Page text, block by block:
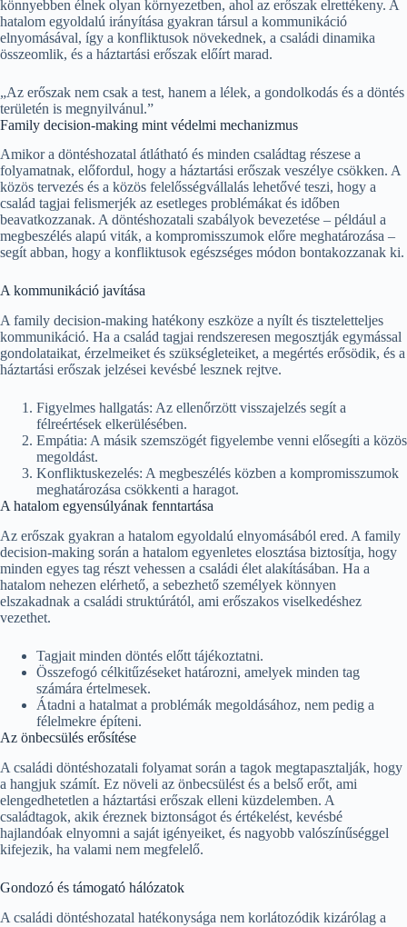
könnyebben élnek olyan környezetben, ahol az erőszak elrettékeny. A
hatalom egyoldalú irányítása gyakran társul a kommunikáció
elnyomásával, így a konfliktusok növekednek, a családi dinamika
összeomlik, és a háztartási erőszak előírt marad.
„Az erőszak nem csak a test, hanem a lélek, a gondolkodás és a döntés
területén is megnyilvánul.”
Family decision-making mint védelmi mechanizmus
Amikor a döntéshozatal átlátható és minden családtag részese a
folyamatnak, előfordul, hogy a háztartási erőszak veszélye csökken. A
közös tervezés és a közös felelősségvállalás lehetővé teszi, hogy a
család tagjai felismerjék az esetleges problémákat és időben
beavatkozzanak. A döntéshozatali szabályok bevezetése – például a
megbeszélés alapú viták, a kompromisszumok előre meghatározása –
segít abban, hogy a konfliktusok egészséges módon bontakozzanak ki.
A kommunikáció javítása
A family decision-making hatékony eszköze a nyílt és tiszteletteljes
kommunikáció. Ha a család tagjai rendszeresen megosztják egymással
gondolataikat, érzelmeiket és szükségleteiket, a megértés erősödik, és a
háztartási erőszak jelzései kevésbé lesznek rejtve.
Figyelmes hallgatás: Az ellenőrzött visszajelzés segít a
félreértések elkerülésében.
Empátia: A másik szemszögét figyelembe venni elősegíti a közös
megoldást.
Konfliktuskezelés: A megbeszélés közben a kompromisszumok
meghatározása csökkenti a haragot.
A hatalom egyensúlyának fenntartása
Az erőszak gyakran a hatalom egyoldalú elnyomásából ered. A family
decision-making során a hatalom egyenletes elosztása biztosítja, hogy
minden egyes tag részt vehessen a családi élet alakításában. Ha a
hatalom nehezen elérhető, a sebezhető személyek könnyen
elszakadnak a családi struktúrától, ami erőszakos viselkedéshez
vezethet.
Tagjait minden döntés előtt tájékoztatni.
Összefogó célkitűzéseket határozni, amelyek minden tag
számára értelmesek.
Átadni a hatalmat a problémák megoldásához, nem pedig a
félelmekre építeni.
Az önbecsülés erősítése
A családi döntéshozatali folyamat során a tagok megtapasztalják, hogy
a hangjuk számít. Ez növeli az önbecsülést és a belső erőt, ami
elengedhetetlen a háztartási erőszak elleni küzdelemben. A
családtagok, akik éreznek biztonságot és értékelést, kevésbé
hajlandóak elnyomni a saját igényeiket, és nagyobb valószínűséggel
kifejezik, ha valami nem megfelelő.
Gondozó és támogató hálózatok
A családi döntéshozatal hatékonysága nem korlátozódik kizárólag a